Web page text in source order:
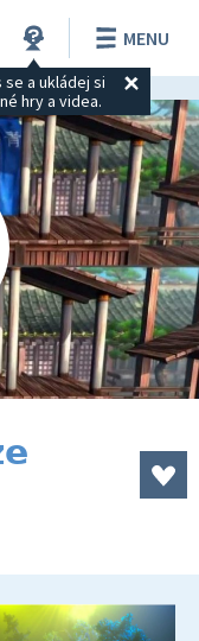
se a ukládej si
hry a videa.
MENU